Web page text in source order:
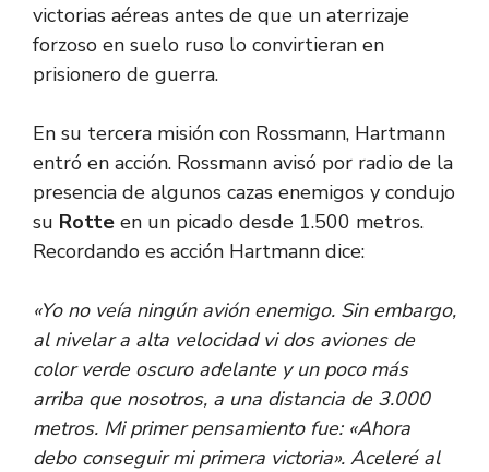
victorias aéreas antes de que un aterrizaje
forzoso en suelo ruso lo convirtieran en
prisionero de guerra.
En su tercera misión con Rossmann, Hartmann
entró en acción. Rossmann avisó por radio de la
presencia de algunos cazas enemigos y condujo
su Rotte en un picado desde 1.500 metros.
Recordando es acción Hartmann dice:
«Yo no veía ningún avión enemigo. Sin embargo,
al nivelar a alta velocidad vi dos aviones de
color verde oscuro adelante y un poco más
arriba que nosotros, a una distancia de 3.000
metros. Mi primer pensamiento fue: «Ahora
debo conseguir mi primera victoria». Aceleré al